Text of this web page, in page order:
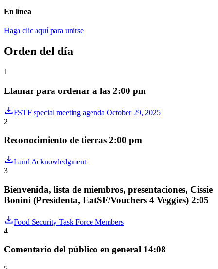
En línea
Haga clic aquí para unirse
Orden del día
1
Llamar para ordenar a las 2:00 pm
FSTF special meeting agenda October 29, 2025
2
Reconocimiento de tierras 2:00 pm
Land Acknowledgment
3
Bienvenida, lista de miembros, presentaciones, Cissie
Bonini (Presidenta, EatSF/Vouchers 4 Veggies) 2:05
Food Security Task Force Members
4
Comentario del público en general 14:08